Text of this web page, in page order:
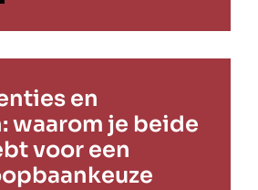
en
waarom je beide
voor een